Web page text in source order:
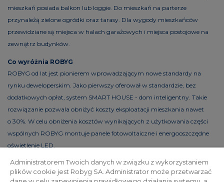
mieszkań posiada balkon lub loggie. Do mieszkań na parterze
przynależą zielone ogródki oraz tarasy. Dla wygody mieszkańców
przewidziane są miejsca w halach garażowych i miejsca postojowe na
zewnątrz budynków.
Co wyróżnia ROBYG
ROBYG od lat jest pionierem wprowadzającym nowe standardy na
rynku deweloperskim. Jako pierwszy oferował w standardzie, bez
dodatkowych opłat, system SMART HOUSE - dom inteligentny. Takie
rozwiązanie pozwala obniżyć koszty eksploatacji mieszkania nawet
o 30%. W celu obniżenia kosztów wynikających z użytkowania części
wspólnych ROBYG montuje panele fotowoltaiczne i energooszczędne
oświetlenie LED.
Administratorem Twoich danych w związku z wykorzystaniem
plików cookie jest Robyg SA. Administrator może przetwarzać